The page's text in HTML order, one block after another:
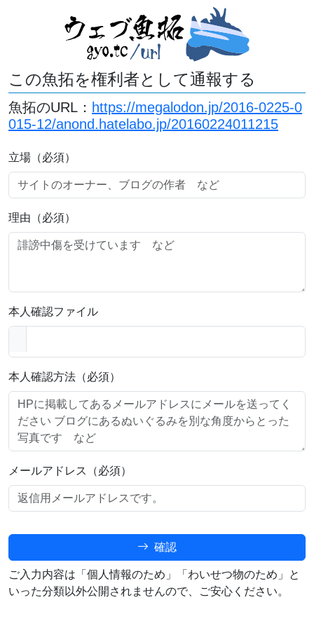
この魚拓を権利者として通報する
魚拓のURL： https://megalodon.jp/2016-0225-0
015-12/anond.hatelabo.jp/20160224011215
立場（必須）
理由（必須）
本人確認ファイル
本人確認方法（必須）
メールアドレス（必須）
確認
ご入力内容は「個人情報のため」「わいせつ物のため」と
いった分類以外公開されませんので、ご安心ください。